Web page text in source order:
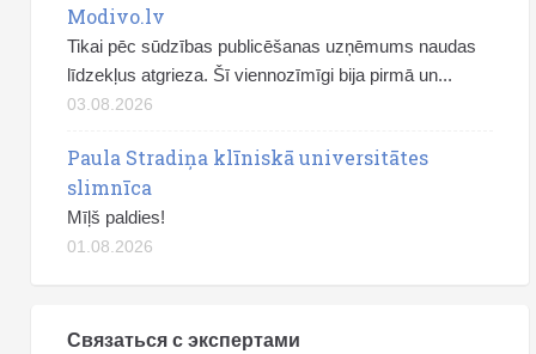
Modivo.lv
Tikai pēc sūdzības publicēšanas uzņēmums naudas
līdzekļus atgrieza. Šī viennozīmīgi bija pirmā un...
03.08.2026
Paula Stradiņa klīniskā universitātes
slimnīca
Mīļš paldies!
01.08.2026
Связаться с экспертами